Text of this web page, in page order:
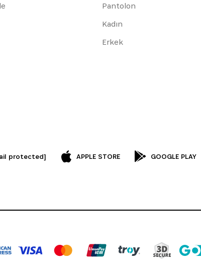
Pantolon
Kadın
Erkek
protected] APPLE STORE GOOGLE PLAY